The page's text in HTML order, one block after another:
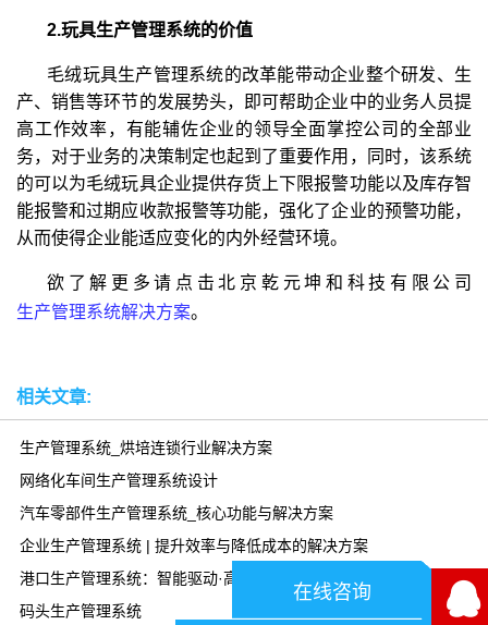
2.玩具生产管理系统的价值
毛绒玩具生产管理系统的改革能带动企业整个研发、生
产、销售等环节的发展势头，即可帮助企业中的业务人员提
高工作效率，有能辅佐企业的领导全面掌控公司的全部业
务，对于业务的决策制定也起到了重要作用，同时，该系统
的可以为毛绒玩具企业提供存货上下限报警功能以及库存智
能报警和过期应收款报警等功能，强化了企业的预警功能，
从而使得企业能适应变化的内外经营环境。
欲了解更多请点击北京乾元坤和科技有限公司
生产管理系统解决方案。
相关文章:
生产管理系统_烘培连锁行业解决方案
网络化车间生产管理系统设计
汽车零部件生产管理系统_核心功能与解决方案
企业生产管理系统 | 提升效率与降低成本的解决方案
港口生产管理系统：智能驱动·高效协同
码头生产管理系统
在线咨询